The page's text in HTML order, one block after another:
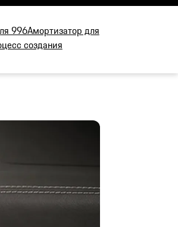
996Амортизатор для
создания